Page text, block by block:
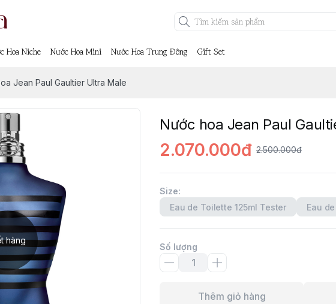
Hoa Niche Nước Hoa Mini Nước Hoa Trung Đông Gift Set
Jean Paul Gaultier Ultra Male
hàng
Nước hoa Jean Paul
2.070.000đ 2.500.000đ
Size:
Eau de Toilette 125ml Tester
Eau
Số lượng
Thêm giỏ hàng